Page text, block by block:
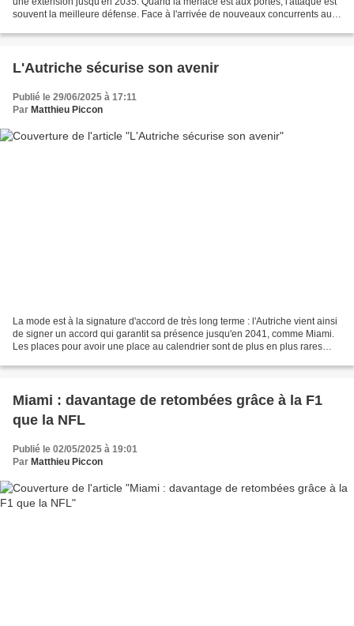
souvent la meilleure défense. Face à l'arrivée de nouveaux concurrents aux
L'Autriche sécurise son avenir
Publié le 29/06/2025 à 17:11
Par Matthieu Piccon
La mode est à la signature d'accord de très long terme : l'Autriche vient ainsi
de signer un accord qui garantit sa présence jusqu'en 2041, comme Miami.
Les places pour avoir une place au calendrier sont de plus en plus rares
Miami : davantage de retombées grâce à la F1
que la NFL
Publié le 02/05/2025 à 19:01
Par Matthieu Piccon